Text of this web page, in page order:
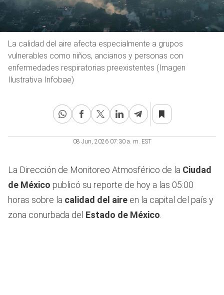
La calidad del aire afecta especialmente a grupos
vulnerables como niños, ancianos y personas con
enfermedades respiratorias preexistentes (Imagen
Ilustrativa Infobae)
08 Jun, 2026 07:30 a. m. EST
La Dirección de Monitoreo Atmosférico de la Ciudad
de México publicó su reporte de hoy a las 05:00
horas sobre la calidad del aire en la capital del país y
zona conurbada del Estado de México